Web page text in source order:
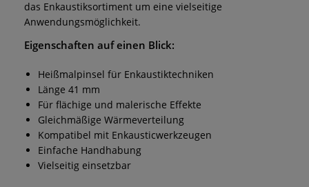
das Enkaustiksortiment um eine vielseitige
Anwendungsmöglichkeit.
Eigenschaften auf einen Blick:
Heißmalpinsel für Enkaustiktechniken
Länge 41 mm
Für flächige und malerische Effekte
Gleichmäßige Wärmeverteilung
Kompatibel mit Enkausticwerkzeugen
Einfache Handhabung
Vielseitig einsetzbar